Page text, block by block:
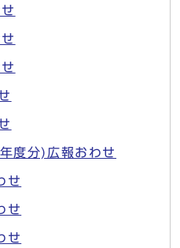
度分)広報おわせ
せ
せ
せ